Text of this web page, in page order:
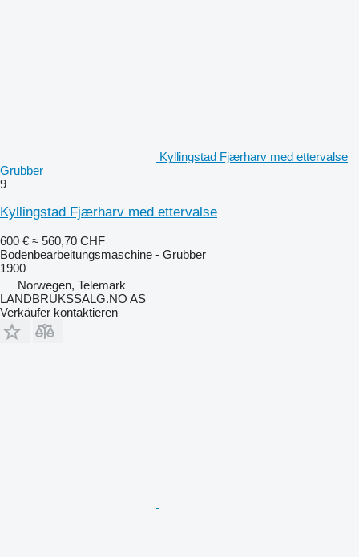
Kyllingstad Fjærharv med ettervalse
Grubber
9
Kyllingstad Fjærharv med ettervalse
600 € ≈ 560,70 CHF
Bodenbearbeitungsmaschine - Grubber
1900
Norwegen, Telemark
LANDBRUKSSALG.NO AS
Verkäufer kontaktieren